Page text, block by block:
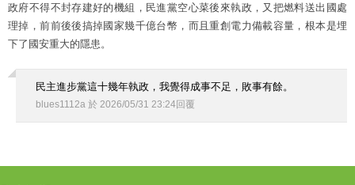
政府不得不封存建好的機組，民進黨空心菜後來執政，又把燃料送出國處
理掉，前前後後搞掉國家幾千億台幣，而且重創電力備載容量，根本是埋
下了國安重大的隱患。
民主進步黨這十幾年執政，我覺得成事不足，敗事有餘。
blues1112a 於 2026/05/31 23:24回覆